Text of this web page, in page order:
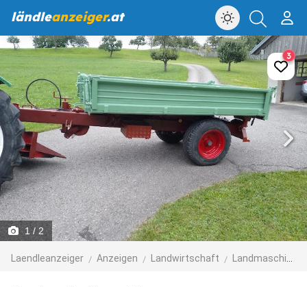
ländleanzeiger.at
1/ 2
Laendleanzeiger Anzeigen Landwirtschaft Landmaschinen & Zubehör
3